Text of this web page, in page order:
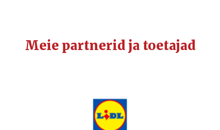
Meie partnerid ja toetajad